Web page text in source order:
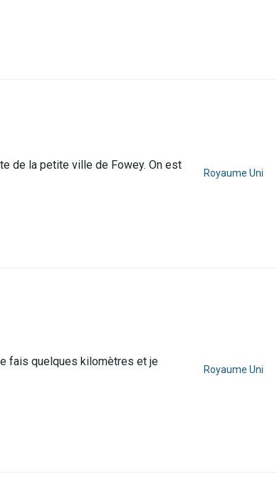
de la petite ville de Fowey. On est
Royaume Uni
fais quelques kilomètres et je
Royaume Uni